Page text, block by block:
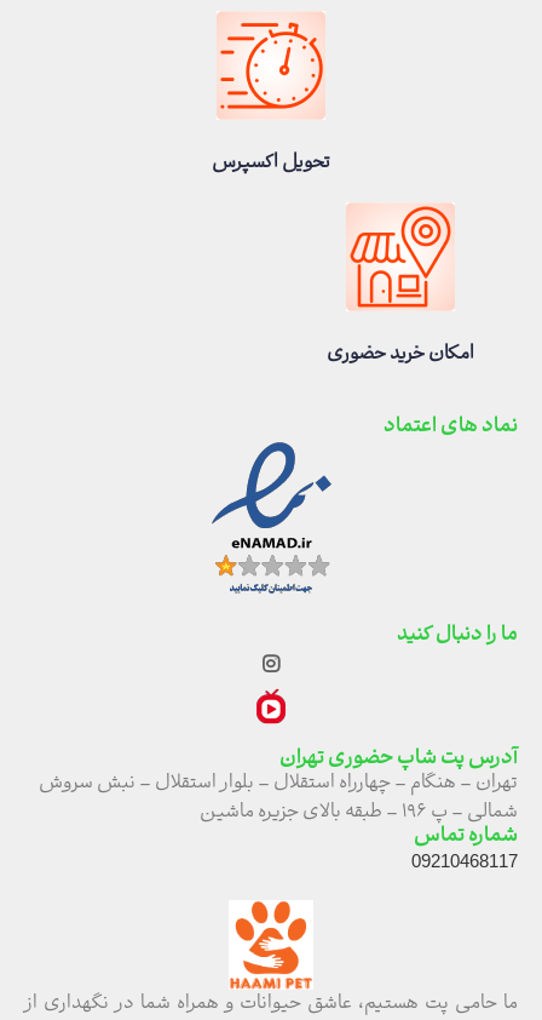
تحویل اکسپرس
امکان خرید حضوری
ما حامی پت هستیم، عاشق حیوانات و همراه شما در نگهداری از
آدرس پت شاپ حضوری تهران
تهران – هنگام – چهارراه استقلال – بلوار استقلال – نبش سروش
شمالی – پ ۱۹۶ – طبقه بالای جزیره ماشین
شماره تماس
09210468117
ما را دنبال کنید
نماد های اعتماد